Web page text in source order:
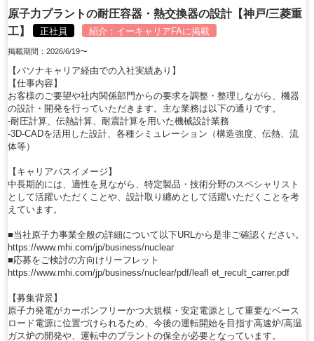
原子力プラントの耐圧容器・熱交換器の設計【神戸/三菱重
工】
正社員 紹介： イーキャリアFAに掲載
掲載期間：2026/6/19〜
【パソナキャリア経由での入社実績あり】
【仕事内容】
お客様のご要望や社内関係部門からの要求を調整・整理しながら、機器
の設計・開発を行っていただきます。主な業務は以下の通りです。
-耐圧計算、伝熱計算、耐震計算を用いた機械設計業務
-3D-CADを活用した設計、各種シミュレーション（構造強度、伝熱、流
体等）
【キャリアパスイメージ】
中長期的には、適性を見ながら、特定製品・技術分野のスペシャリスト
として活躍いただくことや、設計取り纏めとして活躍いただくことを考
えています。
■当社原子力事業全般の詳細について以下URLから是非ご確認ください。
https://www.mhi.com/jp/business/nuclear
■応募をご検討の方向けリーフレット
https://www.mhi.com/jp/business/nuclear/pdf/leafl et_recult_carrer.pdf
【募集背景】
原子力発電がカーボンフリーかつ大規模・安定電源として重要なベース
ロード電源に位置づけられるため、今後の運転開始を目指す高速炉/高温
ガス炉の開発や、運転中のプラントの保全が必要となっています。